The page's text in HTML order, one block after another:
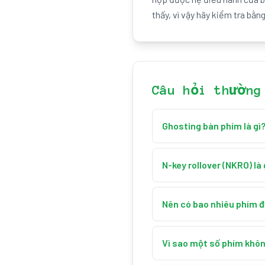
thấy, vì vậy hãy kiểm tra
Câu hỏi thường
Ghosting bàn phím là gì?
Ghosting bàn phím là khi
hoặc khiến một trong
N-key rollover (NKRO) là
N-key rollover nghĩa là
được và tất cả đều ghi
Nên có bao nhiêu phím
Bàn phím tiêu chuẩn
Nhiều bàn phím chơi
Vì sao một số phím